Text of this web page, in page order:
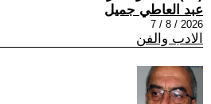
عبد العاطي جميل
2026 / 8 / 7
الادب والفن